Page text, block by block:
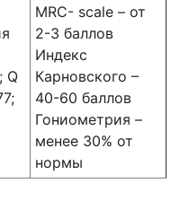
Q
MRC- scale – от
2-3 баллов
Индекс
Карновского –
40-60 баллов
Гониометрия –
менее 30% от
нормы